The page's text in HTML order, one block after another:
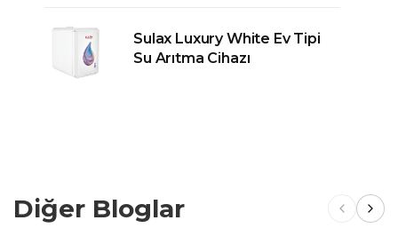
Sulax Luxury White Ev Tipi
Su Arıtma Cihazı
Diğer Bloglar